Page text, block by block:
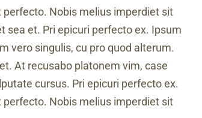
perfecto. Nobis melius imperdiet sit
sea et. Pri epicuri perfecto ex. Ipsum
vero singulis, cu pro quod alterum.
At recusabo platonem vim, case
cursus. Pri epicuri perfecto ex.
perfecto. Nobis melius imperdiet sit